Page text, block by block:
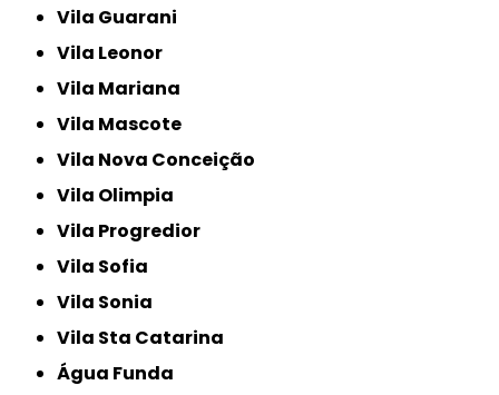
Vila Guarani
Vila Leonor
Vila Mariana
Vila Mascote
Vila Nova Conceição
Vila Olimpia
Vila Progredior
Vila Sofia
Vila Sonia
Vila Sta Catarina
Água Funda